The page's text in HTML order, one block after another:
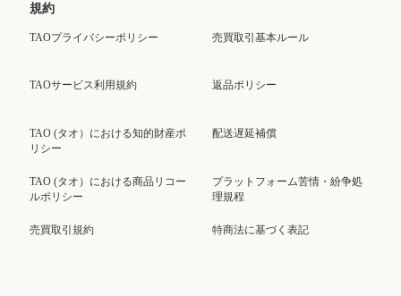
規約
TAOプライバシーポリシー
TAOサービス利用規約
TAO (タオ）における知的財産ポ
リシー
TAO (タオ）における商品リコー
ルポリシー
売買取引規約
売買取引基本ルール
返品ポリシー
配送遅延補償
プラットフォーム苦情・紛争処
理規程
特商法に基づく表記